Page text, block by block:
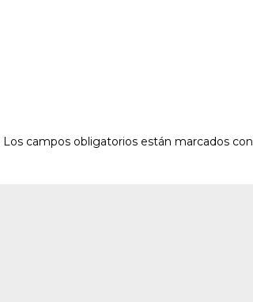
Los campos obligatorios están marcados con